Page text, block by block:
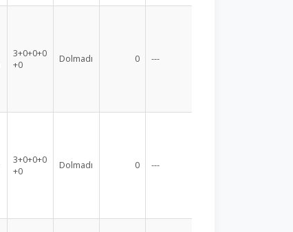
3+0+0+0
+0
Dolmadı 0 ---
3+0+0+0
+0
Dolmadı 0 ---